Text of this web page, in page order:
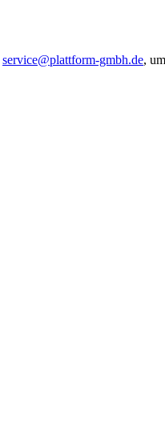
service@plattform-gmbh.de,